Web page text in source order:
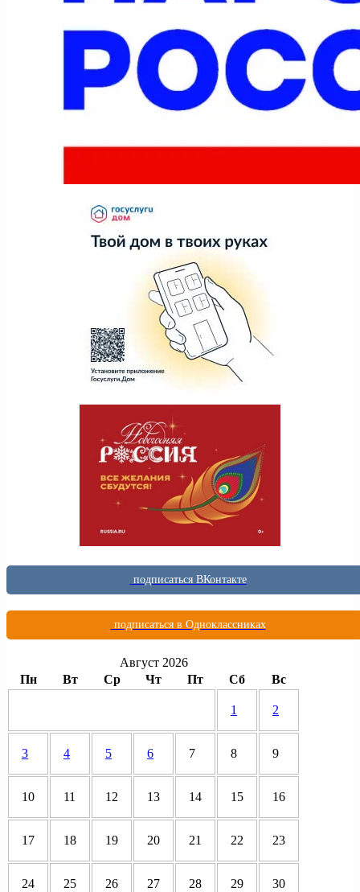
подписаться ВКонтакте
подписаться в Одноклассниках
Август 2026
Пн
Вт Ср Чт Пт Сб Вс
1 2
3 4 5 6 7 8 9
10 11 12 13 14 15 16
17 18 19 20 21 22 23
24 25 26 27 28 29 30